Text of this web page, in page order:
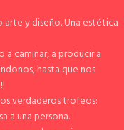
arte y diseño. Una estética
caminar, a producir a
hasta que nos
verdaderos trofeos:
a una persona.